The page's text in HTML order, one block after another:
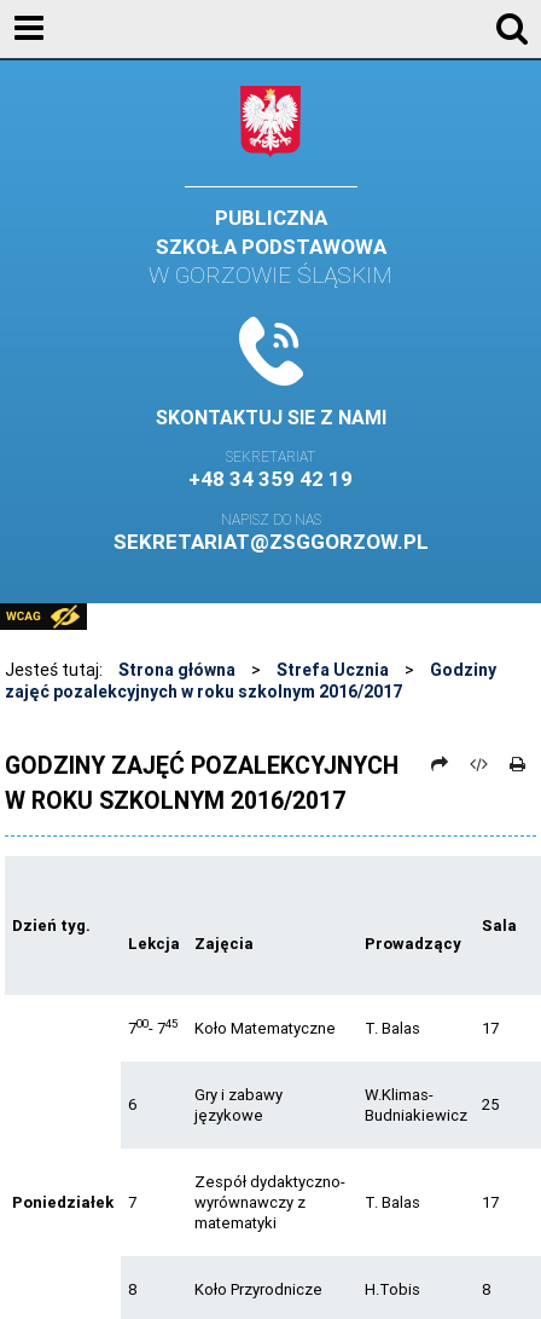
PUBLICZNA
SZKOŁA PODSTAWOWA
W GORZOWIE ŚLĄSKIM
SKONTAKTUJ SIE Z NAMI
SEKRETARIAT
+48 34 359 42 19
NAPISZ DO NAS
SEKRETARIAT@ZSGGORZOW.PL
PLIKI DO POBRANIA
LINKI
ARCHIWUM STRONY
STOSOWANIE TECHNOLOGII TIK - TABLICA INTERAKTYWNA
DANE OSOBOWE
Jesteś tutaj: Strona główna > Strefa Ucznia >
Godziny
zajęć pozalekcyjnych w roku szkolnym 2016/2017
GODZINY ZAJĘĆ POZALEKCYJNYCH
W ROKU SZKOLNYM 2016/2017
Dzień tyg.
Lekcja
Zajęcia Prowadzący
Sala
Poniedziałek
700- 745 Koło Matematyczne T. Balas 17
6
Gry i zabawy
językowe
W.Klimas-
Budniakiewicz
25
7
Zespół dydaktyczno-
wyrównawczy z
matematyki
T. Balas 17
8 Koło Przyrodnicze H.Tobis 8